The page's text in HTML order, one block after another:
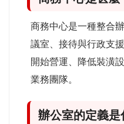
商務中心是一種整合
議室、接待與行政支
開始營運、降低裝潢
業務團隊。
辦公室的定義是